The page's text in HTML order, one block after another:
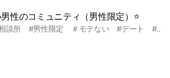
性のコミュニティ（男性限定）⭐️
#婚活 #結婚相談所 #男性限定 ＃モテない #デート #パーティ #出会いがない #女性の気持ち ＃年収 #美女 #結婚したい #お悩み